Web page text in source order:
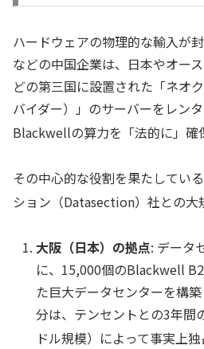
ハードウェアの物理的な輸入が
などの中国企業は、日本やオー
どの第三国に設置された「ネオ
バイダー）」のサーバーをレン
Blackwellの算力を「法的に」確
その中心的な役割を果たしてい
ション（Datasection）社との大
大阪（日本）の拠点: データ
に、15,000個のBlackwell
た巨大データセンターを構
分は、テンセントとの3年間
ドル規模）によって事実上